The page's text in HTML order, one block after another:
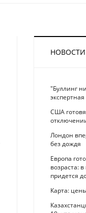
НОВОСТИ
"Буллинг
США
Лондон
без дождя
Европа
возраста:
придется
Карта: